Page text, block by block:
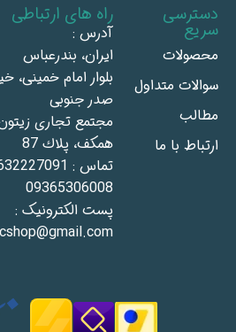
دسترسی
سریع
محصولات
سوالات متداول
مطالب
ارتباط با ما
راه های ارتباطی
آدرس :
ايران، بندرعباس
بلوار امام خمينى،
صدر جنوبى
مجتمع تجاری
همكف، پلاك 87
09365306008
پست الکترونیک :